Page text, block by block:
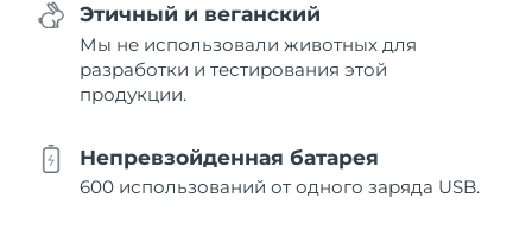
Этичный и веганский
Мы не использовали животных для
разработки и тестирования этой
продукции.
Непревзойденная батарея
600 использований от одного заряда USB.